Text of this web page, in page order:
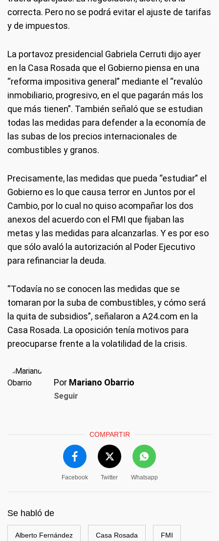
correcta. Pero no se podrá evitar el ajuste de tarifas
y de impuestos.
La portavoz presidencial Gabriela Cerruti dijo ayer
en la Casa Rosada que el Gobierno piensa en una
“reforma impositiva general” mediante el “revalúo
inmobiliario, progresivo, en el que pagarán más los
que más tienen”. También señaló que se estudian
todas las medidas para defender a la economía de
las subas de los precios internacionales de
combustibles y granos.
Precisamente, las medidas que pueda “estudiar” el
Gobierno es lo que causa terror en Juntos por el
Cambio, por lo cual no quiso acompañar los dos
anexos del acuerdo con el FMI que fijaban las
metas y las medidas para alcanzarlas. Y es por eso
que sólo avaló la autorización al Poder Ejecutivo
para refinanciar la deuda.
“Todavía no se conocen las medidas que se
tomaran por la suba de combustibles, y cómo será
la quita de subsidios”, señalaron a A24.com en la
Casa Rosada. La oposición tenía motivos para
preocuparse frente a la volatilidad de la crisis.
Por Mariano Obarrio
Seguir
COMPARTIR
Facebook Twitter Whatsapp
Se habló de
Alberto Fernández Casa Rosada FMI